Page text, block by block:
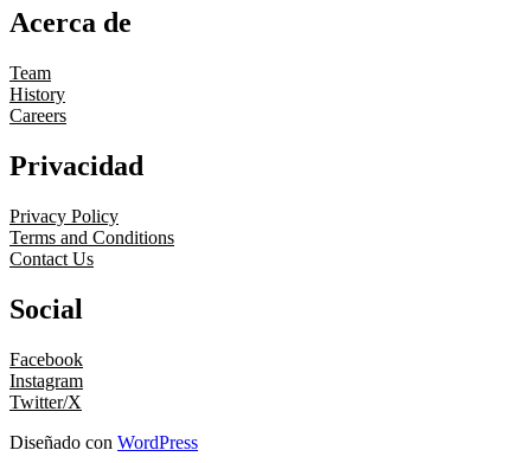
Acerca de
Team
History
Careers
Privacidad
Privacy Policy
Terms and Conditions
Contact Us
Social
Facebook
Instagram
Twitter/X
Diseñado con WordPress